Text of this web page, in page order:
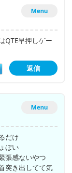
Menu
QTE早押しゲー
返信
Menu
だけ
ぼい
張感ないやつ
突き出してて気